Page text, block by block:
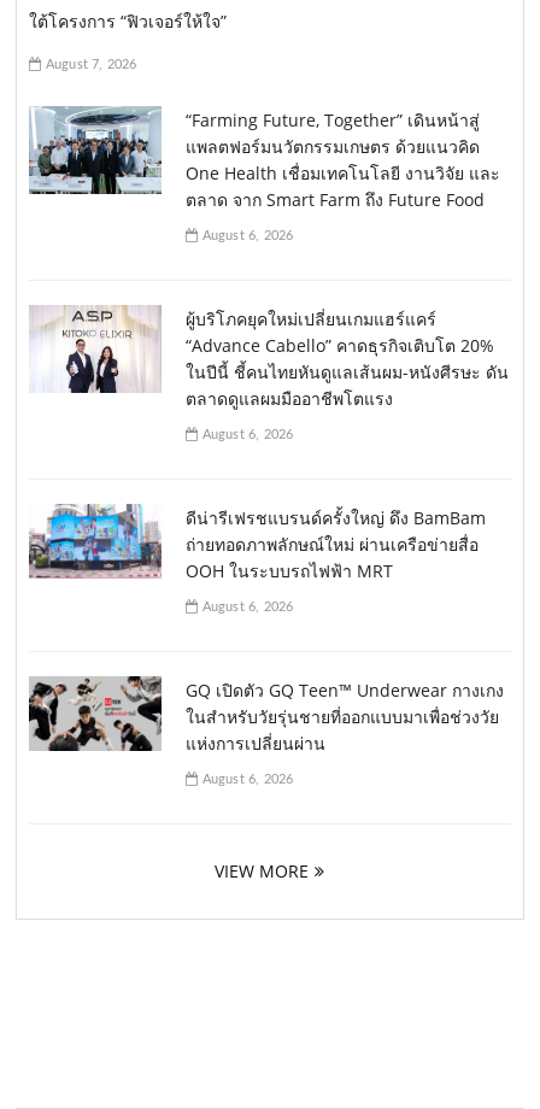
ใต้โครงการ “ฟิวเจอร์ให้ใจ”
August 7, 2026
“Farming Future, Together” เดินหน้าสู่
แพลตฟอร์มนวัตกรรมเกษตร ด้วยแนวคิด
One Health เชื่อมเทคโนโลยี งานวิจัย และ
ตลาด จาก Smart Farm ถึง Future Food
August 6, 2026
ผู้บริโภคยุคใหม่เปลี่ยนเกมแฮร์แคร์
“Advance Cabello” คาดธุรกิจเติบโต 20%
ในปีนี้ ชี้คนไทยหันดูแลเส้นผม-หนังศีรษะ ดัน
ตลาดดูแลผมมืออาชีพโตแรง
August 6, 2026
ดีน่ารีเฟรชแบรนด์ครั้งใหญ่ ดึง BamBam
ถ่ายทอดภาพลักษณ์ใหม่ ผ่านเครือข่ายสื่อ
OOH ในระบบรถไฟฟ้า MRT
August 6, 2026
GQ เปิดตัว GQ Teen™ Underwear กางเกง
ในสำหรับวัยรุ่นชายที่ออกแบบมาเพื่อช่วงวัย
แห่งการเปลี่ยนผ่าน
August 6, 2026
VIEW MORE